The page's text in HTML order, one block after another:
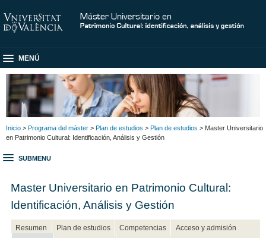
MENÚ
Inicio > Programa del máster > Plan de estudios > Plan de estudios > Master Universitario
en Patrimonio Cultural: Identificación, Análisis y Gestión
SUBMENU
Master Universitario en Patrimonio Cultural:
Identificación, Análisis y Gestión
Resumen Plan de estudios Competencias
Acceso y admisión